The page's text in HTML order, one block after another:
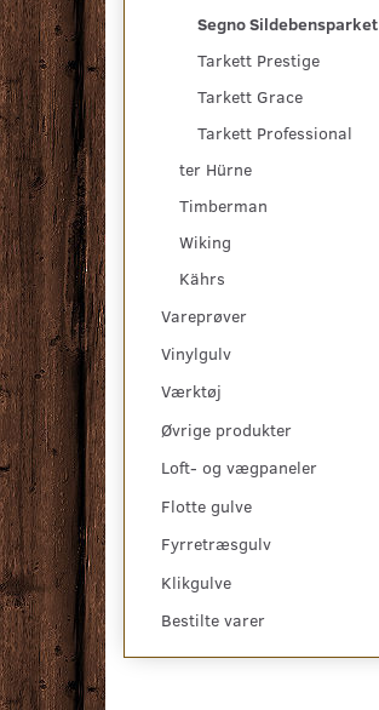
Segno Sildebensparket
Tarkett Prestige
Tarkett Grace
Tarkett Professional
ter Hürne
Timberman
Wiking
Kährs
Vareprøver
Vinylgulv
Værktøj
Øvrige produkter
Loft- og vægpaneler
Flotte gulve
Fyrretræsgulv
Klikgulve
Bestilte varer
SILDEBEN EDITION
PRO, OAK HELSINKI
198,65 DKK
623,75 DKK pr
623,75 DKK
Se produktet